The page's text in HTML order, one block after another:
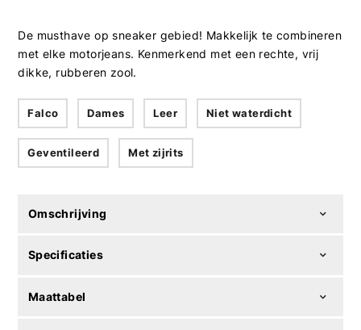
De musthave op sneaker gebied! Makkelijk te combineren
met elke motorjeans. Kenmerkend met een rechte, vrij
dikke, rubberen zool.
Falco Dames Leer Niet waterdicht
Geventileerd Met zijrits
Omschrijving
Specificaties
Maattabel